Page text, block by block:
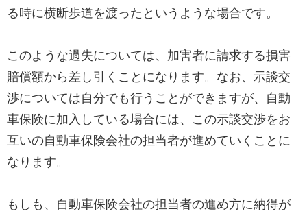
る時に横断歩道を渡ったというような場合です。
このような過失については、加害者に請求する損害
賠償額から差し引くことになります。なお、示談交
渉については自分でも行うことができますが、自動
車保険に加入している場合には、この示談交渉をお
互いの自動車保険会社の担当者が進めていくことに
なります。
もしも、自動車保険会社の担当者の進め方に納得が